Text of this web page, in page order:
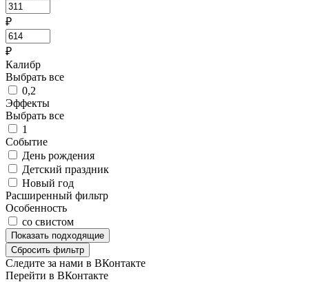
₽
₽
Калибр
Выбрать все
0,2
Эффекты
Выбрать все
1
Событие
День рождения
Детский праздник
Новый год
Расширенный фильтр
Особенность
со свистом
Показать подходящие
Сбросить фильтр
Следите за нами в ВКонтакте
Перейти в ВКонтакте